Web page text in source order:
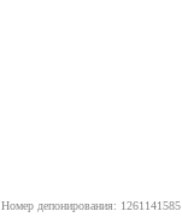
Номер депонирования: 1261141585